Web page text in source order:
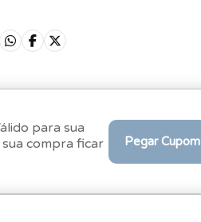
para sua
compra ficar
Pegar Cupom